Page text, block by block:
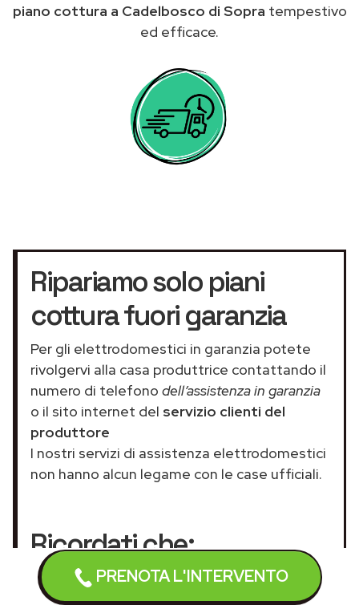
PRENOTA L'INTERVENTO
piano cottura a Cadelbosco di Sopra tempestivo
ed efficace.
Ripariamo solo piani
cottura fuori garanzia
Per gli elettrodomestici in garanzia potete
rivolgervi alla casa produttrice contattando il
numero di telefono dell’assistenza in garanzia
o il sito internet del servizio clienti del
produttore
I nostri servizi di assistenza elettrodomestici
non hanno alcun legame con le case ufficiali.
Ricordati che:
Non vendiamo pezzi di ricambio